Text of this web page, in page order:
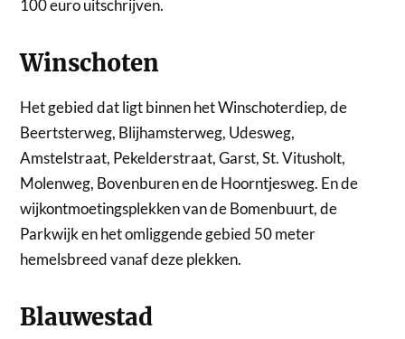
100 euro uitschrijven.
Winschoten
Het gebied dat ligt binnen het Winschoterdiep, de
Beertsterweg, Blijhamsterweg, Udesweg,
Amstelstraat, Pekelderstraat, Garst, St. Vitusholt,
Molenweg, Bovenburen en de Hoorntjesweg. En de
wijkontmoetingsplekken van de Bomenbuurt, de
Parkwijk en het omliggende gebied 50 meter
hemelsbreed vanaf deze plekken.
Blauwestad